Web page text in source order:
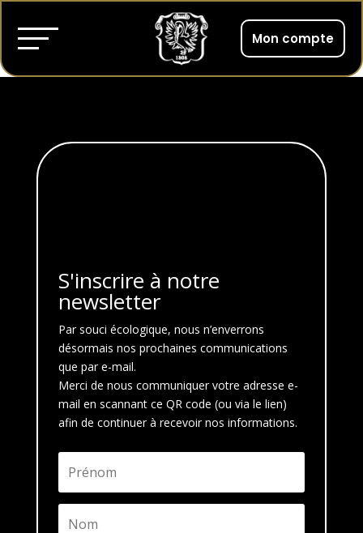
Mon compte
S'inscrire à notre
newsletter
Par souci écologique, nous n’enverrons
désormais nos prochaines communications
que par e-mail.
Merci de nous communiquer votre adresse e-
mail en scannant ce QR code (ou via le lien)
afin de continuer à recevoir nos informations.